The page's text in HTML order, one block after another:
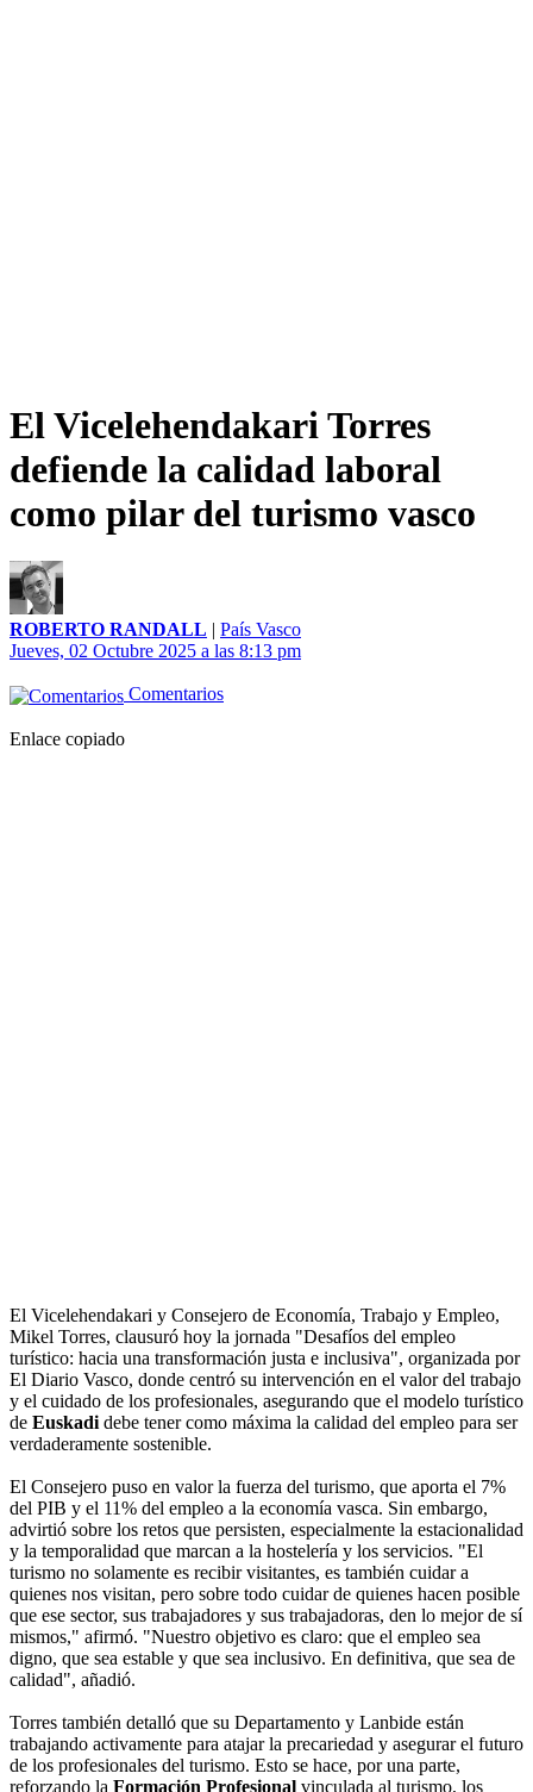
El Vicelehendakari Torres
defiende la calidad laboral
como pilar del turismo vasco
ROBERTO RANDALL | País Vasco
Jueves, 02 Octubre 2025 a las 8:13 pm
Comentarios
Enlace copiado
El Vicelehendakari y Consejero de Economía, Trabajo y Empleo,
Mikel Torres, clausuró hoy la jornada "Desafíos del empleo
turístico: hacia una transformación justa e inclusiva", organizada por
El Diario Vasco, donde centró su intervención en el valor del trabajo
y el cuidado de los profesionales, asegurando que el modelo turístico
de Euskadi debe tener como máxima la calidad del empleo para ser
verdaderamente sostenible.
El Consejero puso en valor la fuerza del turismo, que aporta el 7%
del PIB y el 11% del empleo a la economía vasca. Sin embargo,
advirtió sobre los retos que persisten, especialmente la estacionalidad
y la temporalidad que marcan a la hostelería y los servicios. "El
turismo no solamente es recibir visitantes, es también cuidar a
quienes nos visitan, pero sobre todo cuidar de quienes hacen posible
que ese sector, sus trabajadores y sus trabajadoras, den lo mejor de sí
mismos," afirmó. "Nuestro objetivo es claro: que el empleo sea
digno, que sea estable y que sea inclusivo. En definitiva, que sea de
calidad", añadió.
Torres también detalló que su Departamento y Lanbide están
trabajando activamente para atajar la precariedad y asegurar el futuro
de los profesionales del turismo. Esto se hace, por una parte,
reforzando la Formación Profesional vinculada al turismo, los